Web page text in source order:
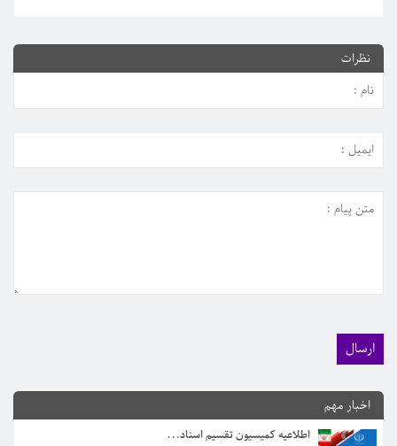
نظرات
اخبار مهم
اطلاعیه کمیسیون تقسیم اسناد...
اطلاعیه جدید کمیسیون آموزش در خصوص رعایت موار...
مرداد 3, 1405